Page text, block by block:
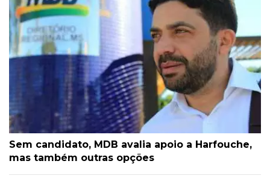
Sem candidato, MDB avalia apoio a Harfouche,
mas também outras opções